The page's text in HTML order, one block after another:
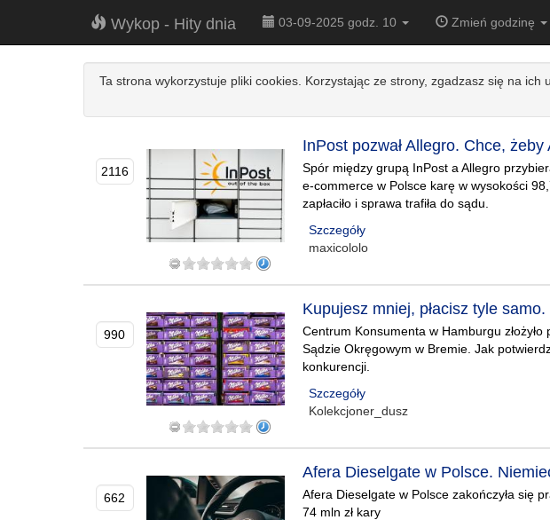
Wykop - Hity dnia 03-09-2025 godz. 10 Zmień godzinę
Ta strona wykorzystuje pliki cookies. Korzystając ze strony, zgadzasz się na ich
2116
InPost pozwał Allegro. Chce, żeby
Spór między grupą InPost a Allegro
e-commerce w Polsce karę w wysokości
zapłaciło i sprawa trafiła do sądu.
Szczegóły
maxicololo
990
Kupujesz mniej, płacisz tyle
Centrum Konsumenta w Hamburgu
Sądzie Okręgowym w Bremie. Jak
konkurencji.
Szczegóły
Kolekcjoner_dusz
662
Afera Dieselgate w Polsce.
Afera Dieselgate w Polsce zakończyła się
74 mln zł kary